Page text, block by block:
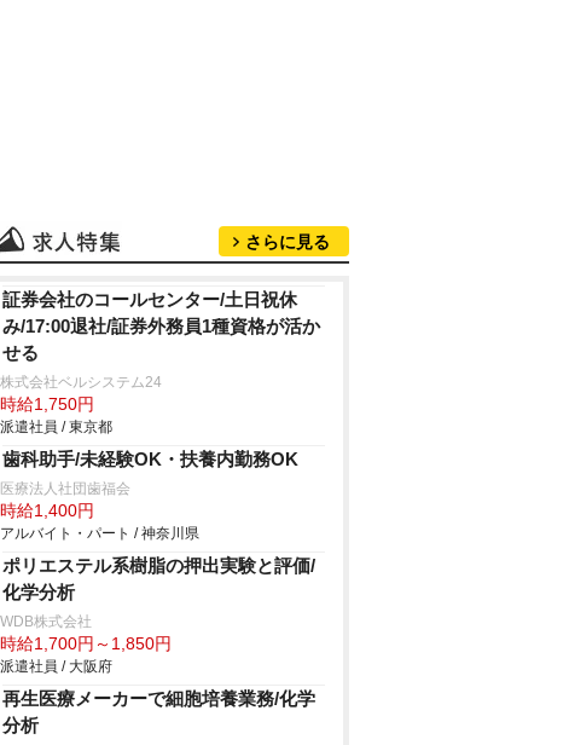
さらに見る
証券会社のコールセンター/土日祝休
み/17:00退社/証券外務員1種資格が活か
せる
株式会社ベルシステム24
時給1,750円
派遣社員 / 東京都
歯科助手/未経験OK・扶養内勤務OK
医療法人社団歯福会
時給1,400円
アルバイト・パート / 神奈川県
ポリエステル系樹脂の押出実験と評価/
化学分析
WDB株式会社
時給1,700円～1,850円
派遣社員 / 大阪府
再生医療メーカーで細胞培養業務/化学
分析